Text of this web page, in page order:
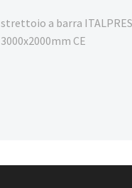
strettoio a barra
3000x2000mm CE